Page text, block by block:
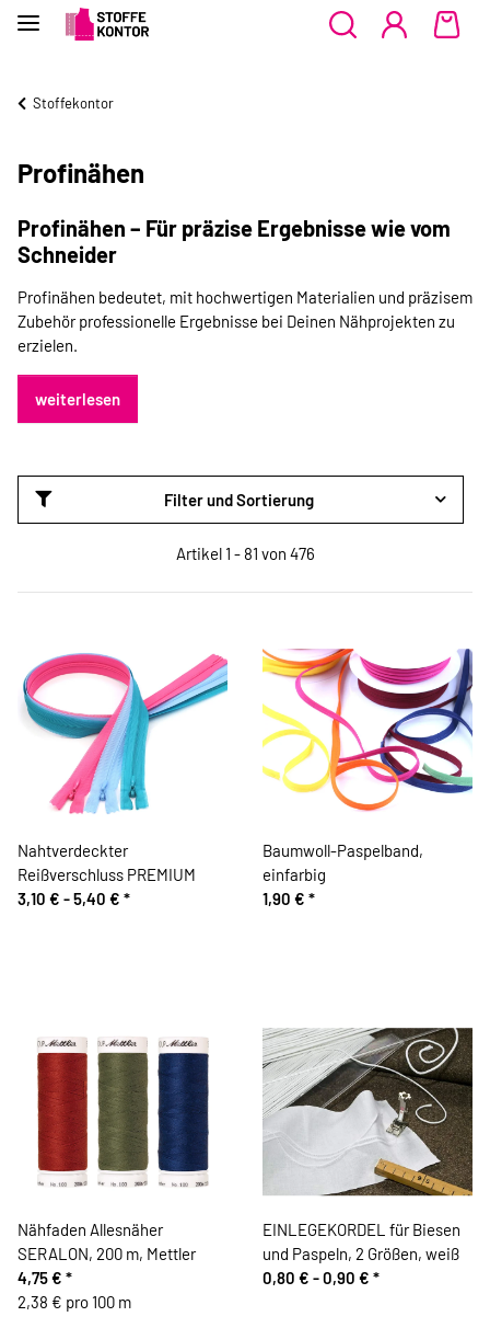
Stoffekontor
Profinähen
Profinähen – Für präzise Ergebnisse wie vom
Schneider
Profinähen bedeutet, mit hochwertigen Materialien und präzisem
Zubehör professionelle Ergebnisse bei Deinen Nähprojekten zu
erzielen.
weiterlesen
Filter und Sortierung
Artikel 1 - 81 von 476
Nahtverdeckter
Reißverschluss PREMIUM
3,10 € -5,40 € *
Baumwoll-Paspelband,
einfarbig
1,90 € *
Nähfaden Allesnäher
SERALON, 200 m, Mettler
4,75 € *
2,38 € pro 100 m
EINLEGEKORDEL für Biesen
und Paspeln, 2 Größen, weiß
0,80 € -0,90 € *